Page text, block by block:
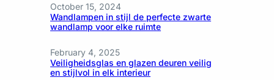
October 15, 2024
Wandlampen in stijl de perfecte zwarte
wandlamp voor elke ruimte
February 4, 2025
Veiligheidsglas en glazen deuren veilig
en stijlvol in elk interieur